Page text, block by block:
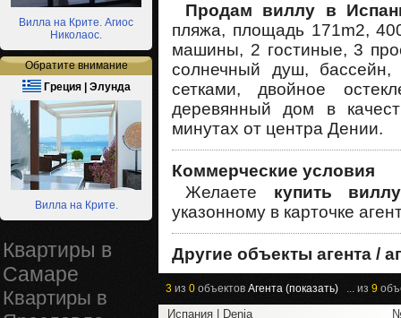
Вилла на Крите. Агиос
Николаос.
Обратите внимание
Греция | Элунда
Вилла на Крите.
Квартиры в
Самаре
Квартиры в
Продам виллу в
пляжа, площадь 171m2,
машины, 2 гостиные, 3
солнечный душ,
сетками, двойное
деревянный дом в
минутах от центра Дении.
Коммерческие условия
Желаете купить
указонному в карточке
Другие объекты агента /
3 из 0 объектов Агента (показать) ... из 9
Испания | Denia